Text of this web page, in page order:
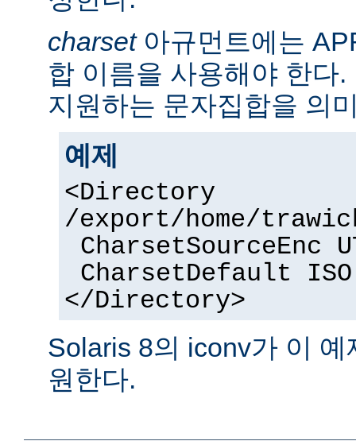
charset아규먼트에는
합 이름을 사용해야 한다
지원하는 문자집합을 의
예제
<Directory
/export/home/
CharsetSourceEnc
CharsetDefault
</Directory>
Solaris 8의 iconv가 이
원한다.